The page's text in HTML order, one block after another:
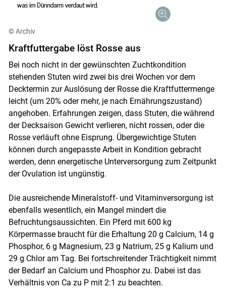
© Archiv
Kraftfuttergabe löst Rosse aus
Bei noch nicht in der gewünschten Zuchtkondition
stehenden Stuten wird zwei bis drei Wochen vor dem
Decktermin zur Auslösung der Rosse die Kraftfuttermenge
leicht (um 20% oder mehr, je nach Ernährungszustand)
angehoben. Erfahrungen zeigen, dass Stuten, die während
der Decksaison Gewicht verlieren, nicht rossen, oder die
Rosse verläuft ohne Eisprung. Übergewichtige Stuten
können durch angepasste Arbeit in Kondition gebracht
werden, denn energetische Unterversorgung zum Zeitpunkt
der Ovulation ist ungünstig.
Die ausreichende Mineralstoff- und Vitaminversorgung ist
ebenfalls wesentlich, ein Mangel mindert die
Befruchtungsaussichten. Ein Pferd mit 600 kg
Körpermasse braucht für die Erhaltung 20 g Calcium, 14 g
Phosphor, 6 g Magnesium, 23 g Natrium, 25 g Kalium und
29 g Chlor am Tag. Bei fortschreitender Trächtigkeit nimmt
der Bedarf an Calcium und Phosphor zu. Dabei ist das
Verhältnis von Ca zu P mit 2:1 zu beachten.